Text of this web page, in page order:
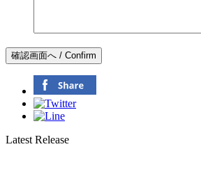
Latest Release